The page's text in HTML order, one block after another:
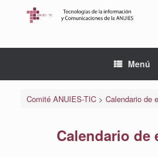
Menú
Comité ANUIES-TIC> Calendario de
Calendario de